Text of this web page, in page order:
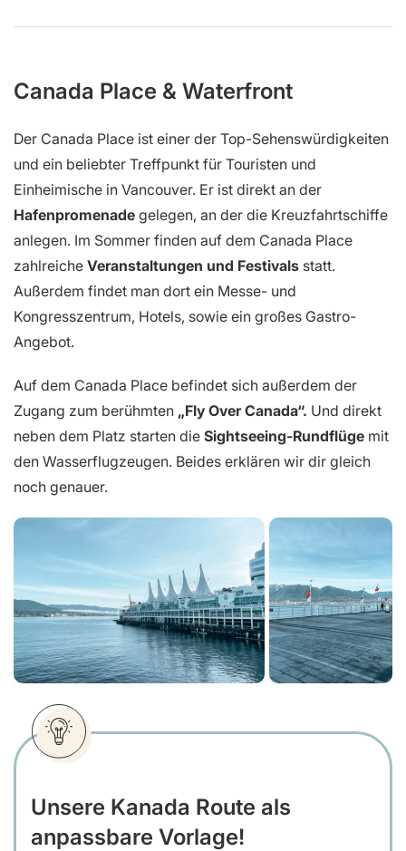
Canada Place & Waterfront
Der Canada Place ist einer der Top-Sehenswürdigkeiten
und ein beliebter Treffpunkt für Touristen und
Einheimische in Vancouver. Er ist direkt an der
Hafenpromenade gelegen, an der die Kreuzfahrtschiffe
anlegen. Im Sommer finden auf dem Canada Place
zahlreiche Veranstaltungen und Festivals statt.
Außerdem findet man dort ein Messe- und
Kongresszentrum, Hotels, sowie ein großes Gastro-
Angebot.
Auf dem Canada Place befindet sich außerdem der
Zugang zum berühmten „Fly Over Canada“. Und direkt
neben dem Platz starten die Sightseeing-Rundflüge mit
den Wasserflugzeugen. Beides erklären wir dir gleich
noch genauer.
Unsere Kanada Route als
anpassbare Vorlage!